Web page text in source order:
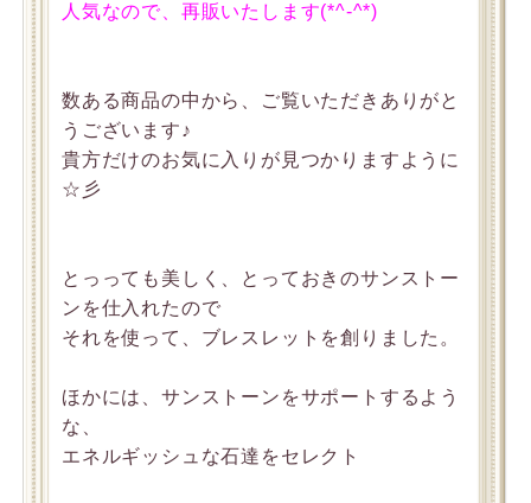
人気なので、再販いたします(*^-^*)
数ある商品の中から、ご覧いただきありがと
うございます♪
貴方だけのお気に入りが見つかりますように
☆彡
とっっても美しく、とっておきのサンストー
ンを仕入れたので
それを使って、ブレスレットを創りました。
ほかには、サンストーンをサポートするよう
な、
エネルギッシュな石達をセレクト